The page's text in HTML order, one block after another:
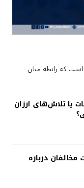
است که رابطه میان
یا تلاش‌های ارزان
درباره